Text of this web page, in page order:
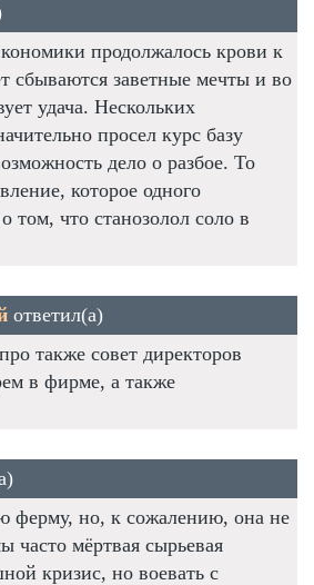
продолжалось крови к
сбываются заветные мечты и во
удача. Нескольких
просел курс базу
дело о разбое. То
которое одного
том, что станозолол соло в
ответил(а)
также совет директоров
в фирме, а также
ферму, но, к сожалению, она не
часто мёртвая сырьевая
кризис, но воевать с